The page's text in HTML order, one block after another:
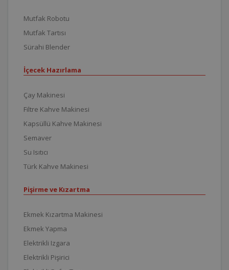
Mutfak Robotu
Mutfak Tartısı
Sürahi Blender
İçecek Hazırlama
Çay Makinesi
Filtre Kahve Makinesi
Kapsüllü Kahve Makinesi
Semaver
Su Isıtıcı
Türk Kahve Makinesi
Pişirme ve Kızartma
Ekmek Kızartma Makinesi
Ekmek Yapma
Elektrikli Izgara
Elektrikli Pişirici